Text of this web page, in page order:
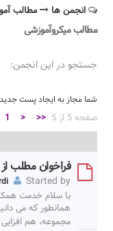
انجمن ها مطالب
مطالب میکروآموزشی
جستجو در اين انجمن:
شما مجاز به ايجاد پست
صفحه 5 از 5 <<
<
1
فراخوان مطلب
Started by
با سلام خدمت
همانطور که می
مجموعه، هم